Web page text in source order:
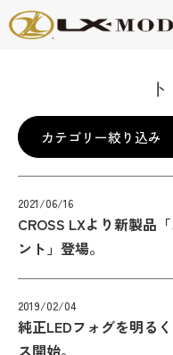
2021/06/16
CROSS LXより新製品
ント」登場。
2019/02/04
純正LEDフォグを明る
ス開始。